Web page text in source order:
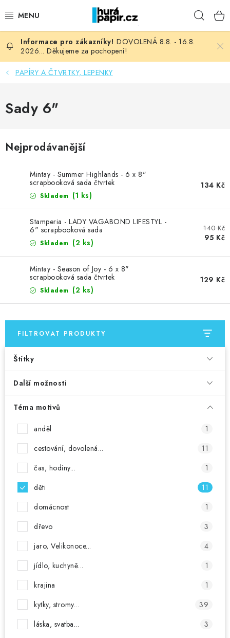
na
NOVINKY
HURÁ DÍLNA
KURZY NATY LYSAK
OBLÍBENÉ ♥️
MOJE OBJEDNÁVKA
ZNAČKY
Doprava Kontakty Moje objednávka
Hodnocení obchodu
Obchodní podmínky
Podmínky ochrany osobních údajů
Ověřování recenzí
Jak nakupovat
DOVOLENÁ 8.8. - 16.8.
2026... Děkujeme za pochopení!
PAPÍRY A ČTVRTKY, LEPENKY
Sady 6"
Nejprodávanější
Mintay - Summer Highlands - 6 x 8"
scrapbooková sada čtvrtek
Skladem (1 ks)
134 Kč
Stamperia - LADY VAGABOND LIFESTYL -
6" scrapbooková sada
Skladem (2 ks)
140 Kč
95 Kč
Mintay - Season of Joy - 6 x 8"
scrapbooková sada čtvrtek
Skladem (2 ks)
129 Kč
FILTROVAT PRODUKTY
Štítky
Další možnosti
Téma motivů
anděl
1
cestování, dovolená...
11
čas, hodiny...
1
děti
11
domácnost
1
dřevo
3
jaro, Velikonoce...
4
jídlo, kuchyně...
1
krajina
1
kytky, stromy...
39
láska, svatba...
3